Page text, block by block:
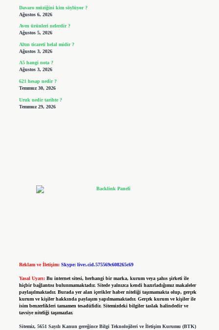
Davaro müziğini kim söylüyor ?
Ağustos 6, 2026
Aven ürünleri nelerdir ?
Ağustos 5, 2026
Altın ticareti helal midir ?
Ağustos 3, 2026
A5 hangi nota ?
Ağustos 3, 2026
621 hesap nedir ?
Temmuz 30, 2026
Uruk nedir tarihte ?
Temmuz 29, 2026
Reklam ve İletişim: Skype: live:.cid.575569c608265c69
Yasal Uyarı: Bu internet sitesi, herhangi bir marka, kurum veya şahıs şirketi ile
hiçbir bağlantısı bulunmamaktadır. Sitede yalnızca kendi hazırladığımız makaleler
paylaşılmaktadır. Burada yer alan içerikler haber niteliği taşımamakta olup, gerçek
kurum ve kişiler hakkında paylaşım yapılmamaktadır. Gerçek kurum ve kişiler ile
isim benzerlikleri tamamen tesadüfidir. Sitemizdeki bilgiler taslak halindedir ve
tavsiye niteliği taşımazlar.
Sitemiz, 5651 Sayılı Kanun gereğince Bilgi Teknolojileri ve İletişim Kurumu (BTK)